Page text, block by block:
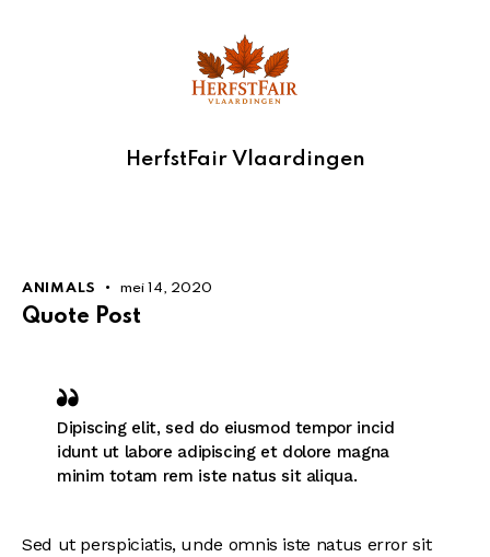
HerfstFair Vlaardingen
ANIMALS mei 14, 2020
Quote Post
Dipiscing elit, sed do eiusmod tempor incid
idunt ut labore adipiscing et dolore magna
minim totam rem iste natus sit aliqua.
Sed ut perspiciatis, unde omnis iste natus error sit